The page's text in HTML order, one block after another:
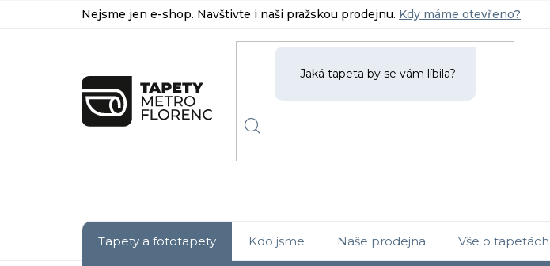
na
Nejsme jen e-shop. Navštivte i naši pražskou prodejnu. Kdy máme otevřeno?
Tapety a fototapety Kdo jsme Naše prodejna Vše o tapetách